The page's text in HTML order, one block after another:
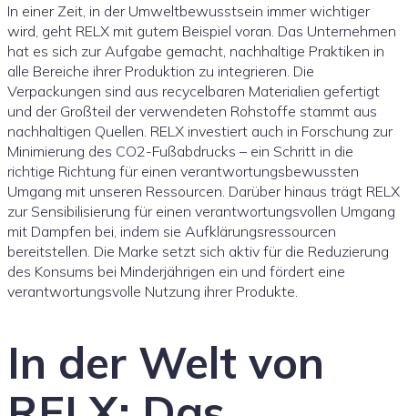
In einer Zeit, in der Umweltbewusstsein immer wichtiger
wird, geht RELX mit gutem Beispiel voran. Das Unternehmen
hat es sich zur Aufgabe gemacht, nachhaltige Praktiken in
alle Bereiche ihrer Produktion zu integrieren. Die
Verpackungen sind aus recycelbaren Materialien gefertigt
und der Großteil der verwendeten Rohstoffe stammt aus
nachhaltigen Quellen. RELX investiert auch in Forschung zur
Minimierung des CO2-Fußabdrucks – ein Schritt in die
richtige Richtung für einen verantwortungsbewussten
Umgang mit unseren Ressourcen. Darüber hinaus trägt RELX
zur Sensibilisierung für einen verantwortungsvollen Umgang
mit Dampfen bei, indem sie Aufklärungsressourcen
bereitstellen. Die Marke setzt sich aktiv für die Reduzierung
des Konsums bei Minderjährigen ein und fördert eine
verantwortungsvolle Nutzung ihrer Produkte.
In der Welt von